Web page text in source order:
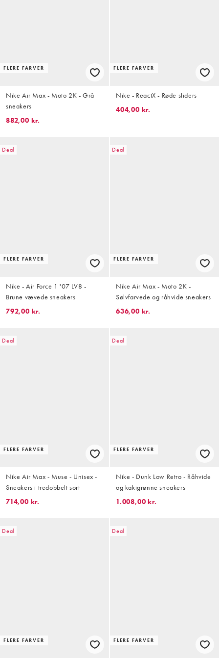
FLERE FARVER
Nike Air Max - Moto 2K - Grå
sneakers
882,00 kr.
FLERE FARVER
Nike - ReactX - Røde sliders
404,00 kr.
Deal
FLERE FARVER
Nike - Air Force 1 '07 LV8 -
Brune vævede sneakers
792,00 kr.
Deal
FLERE FARVER
Nike Air Max - Moto 2K -
Sølvfarvede og råhvide sneakers
636,00 kr.
Deal
FLERE FARVER
Nike Air Max - Muse - Unisex -
Sneakers i tredobbelt sort
714,00 kr.
Deal
FLERE FARVER
Nike - Dunk Low Retro - Råhvide
og kakigrønne sneakers
1.008,00 kr.
Deal
FLERE FARVER
Deal
FLERE FARVER